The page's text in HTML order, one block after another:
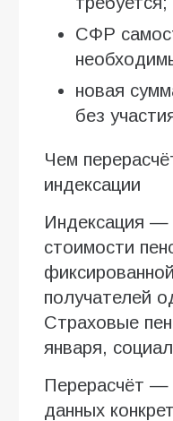
СФР
новая
без
Чем
индексации
Индексация
стоимости
получателей
Страховые
января,
Перерасчёт —
данных